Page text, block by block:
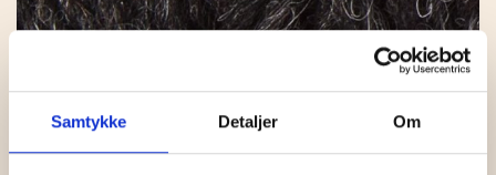
Samtykke Detaljer Om